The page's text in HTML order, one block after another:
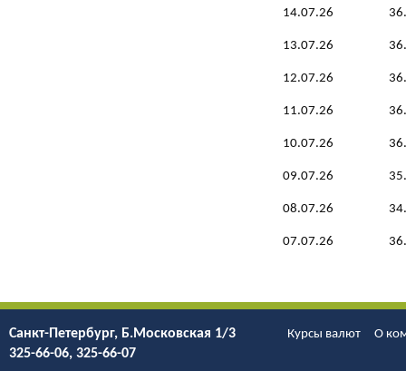
14.07.26
13.07.26
12.07.26
11.07.26
10.07.26
09.07.26
08.07.26
07.07.26
Санкт-Петербург, Б.Моcковская 1/3
325-66-06, 325-66-07
Курсы валют О